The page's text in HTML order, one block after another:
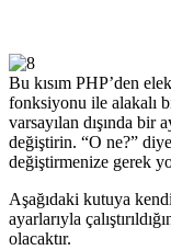
Bu kısım PHP’den
fonksiyonu ile alakalı
varsayılan dışında bir
değiştirin. “O ne?”
değiştirmenize gerek
Aşağıdaki kutuya
ayarlarıyla
olacaktır.